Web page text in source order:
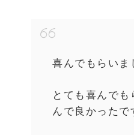
喜んでもらいま
とても喜んで
んで良かったで